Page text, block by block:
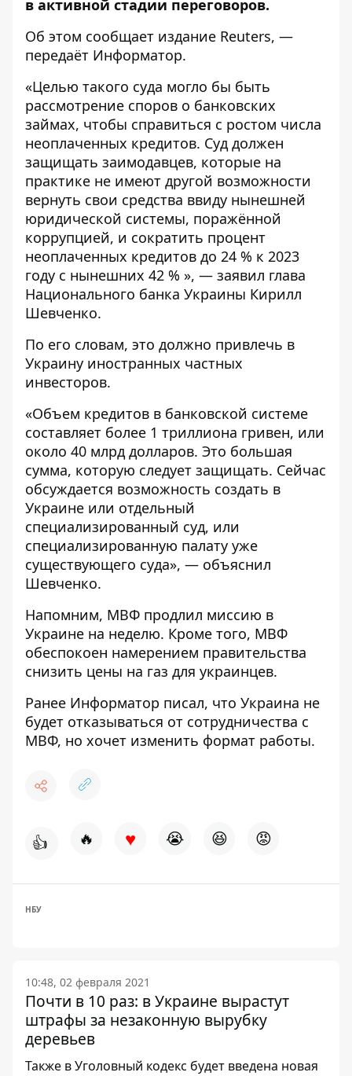
в активной стадии переговоров.
Об этом сообщает издание Reuters, —
передаёт Информатор.
«Целью такого суда могло бы быть
рассмотрение споров о банковских
займах, чтобы справиться с ростом числа
неоплаченных кредитов. Суд должен
защищать заимодавцев, которые на
практике не имеют другой возможности
вернуть свои средства ввиду нынешней
юридической системы, поражённой
коррупцией, и сократить процент
неоплаченных кредитов до 24 % к 2023
году с нынешних 42 % », — заявил глава
Национального банка Украины Кирилл
Шевченко.
По его словам, это должно привлечь в
Украину иностранных частных
инвесторов.
«Объем кредитов в банковской системе
составляет более 1 триллиона гривен, или
около 40 млрд долларов. Это большая
сумма, которую следует защищать. Сейчас
обсуждается возможность создать в
Украине или отдельный
специализированный суд, или
специализированную палату уже
существующего суда», — объяснил
Шевченко.
Напомним, МВФ продлил миссию в
Украине на неделю. Кроме того, МВФ
обеспокоен намерением правительства
снизить цены на газ для украинцев.
Ранее Информатор писал, что Украина не
будет отказываться от сотрудничества с
МВФ, но хочет изменить формат работы.
👍 🔥 ♥ 😭 😆 😡
НБУ
10:48, 02 февраля 2021
Почти в 10 раз: в Украине вырастут
штрафы за незаконную вырубку
деревьев
Также в Уголовный кодекс будет введена новая